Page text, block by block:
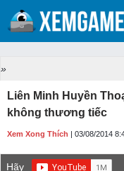
»
Liên Minh Huyền
không thương tiếc
Xem Xong Thích | 03/08/2014
Hãy